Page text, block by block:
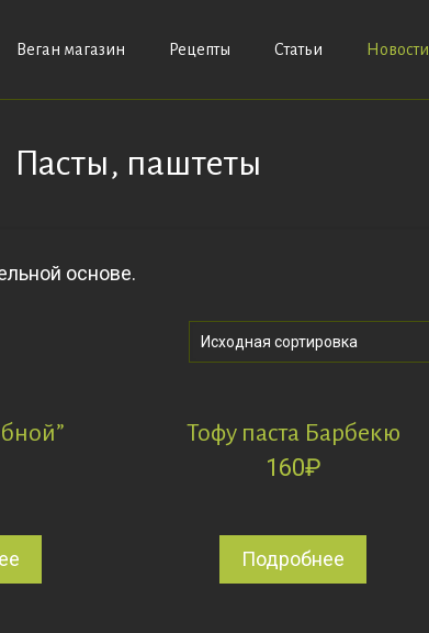
Веган магазин Рецепты Статьи Новости
Пасты, паштеты
основе.
Тофу паста Барбекю
160₽
Подробнее